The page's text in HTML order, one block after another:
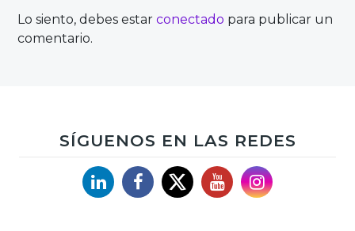
Lo siento, debes estarconectado para publicar un
comentario.
SÍGUENOS EN LAS REDES
LinkedinFacebook
X YouTubeInstagram